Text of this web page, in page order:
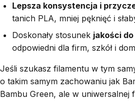
Lepsza konsystencja i
tanich PLA, mniej pęknięć i
Doskonały stosunek jakości
odpowiedni dla firm, szkół i
Jeśli szukasz filamentu w tym
o takim samym zachowaniu jak
Bambu Green, ale w uniwersalnej